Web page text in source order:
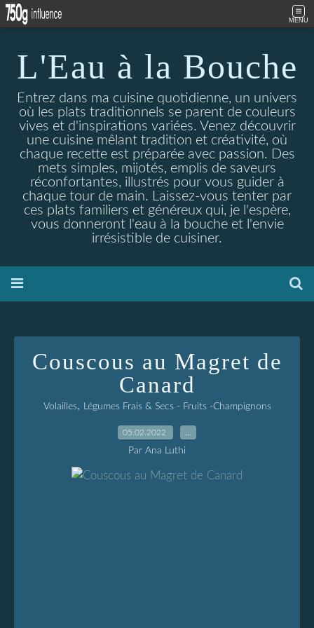
MENU
L'Eau à la Bouche
Entrez dans ma cuisine quotidienne, un univers
où les plats traditionnels se parent de couleurs
vives et d'inspirations variées. Venez découvrir
une cuisine mêlant tradition et créativité, où
chaque recette est préparée avec passion. Des
mets simples, mijotés, emplis de saveurs
réconfortantes, illustrés pour vous guider à
chaque tour de main. Laissez-vous tenter par
ces plats familiers et généreux qui, je l'espère,
vous donneront l'eau à la bouche et l'envie
irrésistible de cuisiner.
Couscous au Magret de
Canard
Volailles, Légumes Frais & Secs - Fruits -Champignons
05.02.2022
Par Ana Luthi